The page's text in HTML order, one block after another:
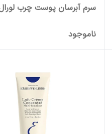
سرم آبرسان پوست چرب
ناموجود